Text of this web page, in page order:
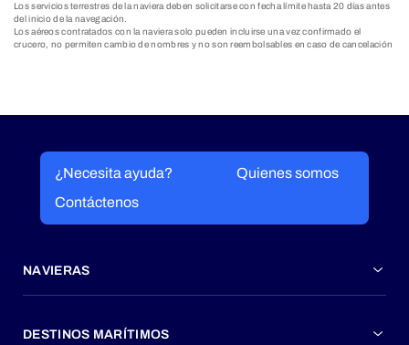
Los servicios terrestres de la naviera deben solicitarse con fecha límite hasta 20 días antes
del inicio de la navegación.
Los aéreos contratados con la naviera solo pueden incluirse una vez confirmado el
crucero, no permiten cambio de nombres y no son reembolsables en caso de cancelación
¿Necesita ayuda?
Quienes somos
Contáctenos
NAVIERAS
DESTINOS MARÍTIMOS